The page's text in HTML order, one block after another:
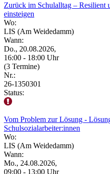
Zurück im Schulalltag – Resilient
einsteigen
Wo:
LIS (Am Weidedamm)
Wann:
Do., 20.08.2026,
16:00 - 18:00 Uhr
(3 Termine)
Nr.:
26-1350301
Status:
Vom Problem zur Lösung -
Schulsozialarbeiter:innen
Wo:
LIS (Am Weidedamm)
Wann:
Mo., 24.08.2026,
09:00 - 13:00 Uhr